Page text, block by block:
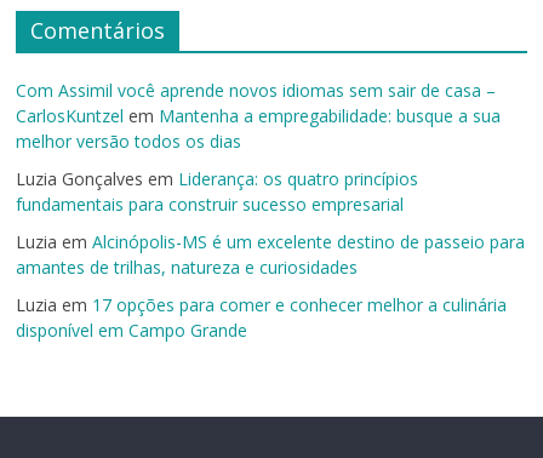
Comentários
Com Assimil você aprende novos idiomas sem sair de casa –
CarlosKuntzel em Mantenha a empregabilidade: busque a sua
melhor versão todos os dias
Luzia Gonçalves em Liderança: os quatro princípios
fundamentais para construir sucesso empresarial
Luzia emAlcinópolis-MS é um excelente destino de passeio para
amantes de trilhas, natureza e curiosidades
Luzia em 17 opções para comer e conhecer melhor a culinária
disponível em Campo Grande